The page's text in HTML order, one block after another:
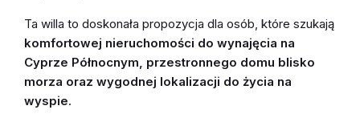
Ta willa to doskonała propozycja dla osób, które szukają
komfortowej nieruchomości do wynajęcia na
Cyprze Północnym, przestronnego domu blisko
morza oraz wygodnej lokalizacji do życia na
wyspie.